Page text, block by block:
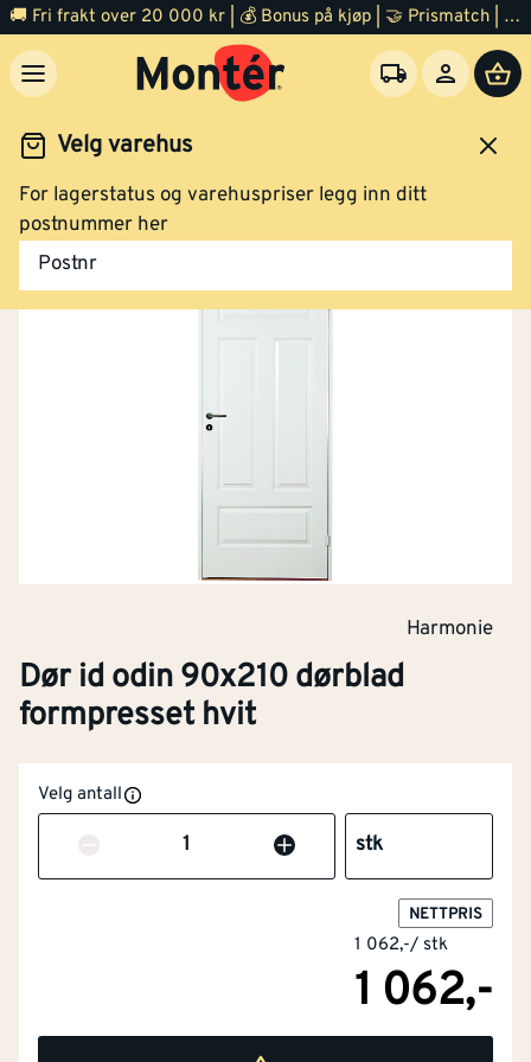
🚚 Fri frakt over 20 000 kr | 💰 Bonus på kjøp | 🤝 Prismatch | ⭐ 100% fornøyd garanti | 🏪 140 byggevarehus
Velg varehus
For lagerstatus og varehuspriser legg inn ditt
postnummer her
Postnr
Dør Innerdør
Harmonie
Dør id odin 90x210 dørblad
formpresset hvit
Velg antall
Antall stk
NETTPRIS
1 062,-/ stk
1 062,-